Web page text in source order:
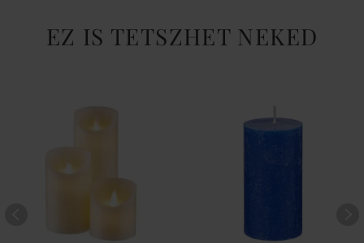
EZ IS TETSZHET NEKED